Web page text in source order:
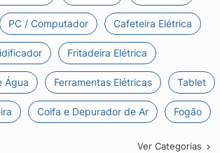
PC / Computador Cafeteira Elétrica
Fritadeira Elétrica
Água Ferramentas Elétricas Tablet
Coifa e Depurador de Ar Fogão
Ver Categorias